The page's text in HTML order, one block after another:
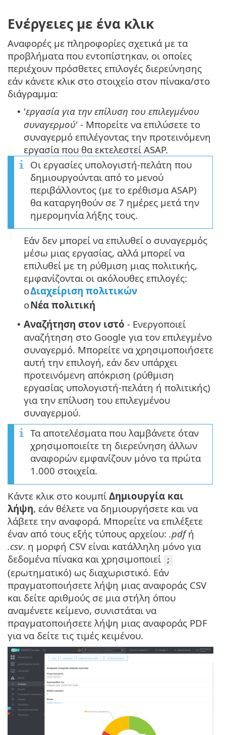
Ενέργειες με ένα κλικ
Αναφορές με πληροφορίες σχετικά με τα
προβλήματα που εντοπίστηκαν, οι οποίες
περιέχουν πρόσθετες επιλογές διερεύνησης
εάν κάνετε κλικ στο στοιχείο στον πίνακα/στο
διάγραμμα:
• 'εργασία για την επίλυση του επιλεγμένου
συναγερμού' - Μπορείτε να επιλύσετε το
συναγερμό επιλέγοντας την προτεινόμενη
εργασία που θα εκτελεστεί ASAP.
Οι εργασίες υπολογιστή-πελάτη που
δημιουργούνται από το μενού
περιβάλλοντος (με το ερέθισμα ASAP)
θα καταργηθούν σε 7 ημέρες μετά την
ημερομηνία λήξης τους.
Εάν δεν μπορεί να επιλυθεί ο συναγερμός
μέσω μιας εργασίας, αλλά μπορεί να
επιλυθεί με τη ρύθμιση μιας πολιτικής,
εμφανίζονται οι ακόλουθες επιλογές:
oΔιαχείριση πολιτικών
oΝέα πολιτική
• Αναζήτηση στον ιστό - Ενεργοποιεί
αναζήτηση στο Google για τον επιλεγμένο
συναγερμό. Μπορείτε να χρησιμοποιήσετε
αυτή την επιλογή, εάν δεν υπάρχει
προτεινόμενη απόκριση (ρύθμιση
εργασίας υπολογιστή-πελάτη ή πολιτικής)
για την επίλυση του επιλεγμένου
συναγερμού.
Τα αποτελέσματα που λαμβάνετε όταν
χρησιμοποιείτε τη διερεύνηση άλλων
αναφορών εμφανίζουν μόνο τα πρώτα
1.000 στοιχεία.
Κάντε κλικ στο κουμπί Δημιουργία και
λήψη, εάν θέλετε να δημιουργήσετε και να
λάβετε την αναφορά. Μπορείτε να επιλέξετε
έναν από τους εξής τύπους αρχείου: .pdfή
.csv. η μορφή CSV είναι κατάλληλη μόνο για
δεδομένα πίνακα και χρησιμοποιεί
;
(ερωτηματικό) ως διαχωριστικό. Εάν
πραγματοποιήσετε λήψη μιας αναφοράς CSV
και δείτε αριθμούς σε μια στήλη όπου
αναμένετε κείμενο, συνιστάται να
πραγματοποιήσετε λήψη μιας αναφοράς PDF
για να δείτε τις τιμές κειμένου.